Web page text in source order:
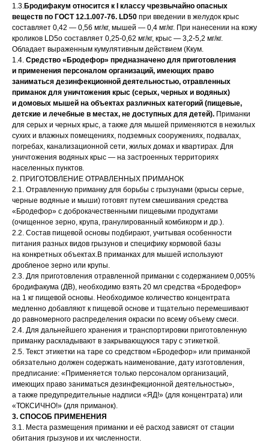
1.3.Бродифакум относится к I классу чрезвычайно опасных
веществ по ГОСТ 12.1.007-76. LD50 при введении в желудок крыс
составляет 0,42 — 0,56 мг/кг, мышей — 0,4 мг/кг. При нанесении на кожу
кроликов LD5o составляет 0,25-0,62 мг/кг, крыс — 3,2-5,2 мг/кг.
Обладает выраженным кумулятивным действием (Ккум.
1.4. Средство «Бродефор» предназначено для приготовления
и применения персоналом организаций, имеющих право
заниматься дезинфекционной деятельностью, отравленных
приманок для уничтожения крыс (серых, черных и водяных)
и домовых мышей на объектах различных категорий (пищевые,
детские и лечебные в местах, не доступных для детей). Приманки
для серых и черных крыс, а также для мышей применяются в нежилых
сухих и влажных помещениях, подземных сооружениях, подвалах,
погребах, канализационной сети, жилых домах и квартирах. Для
уничтожения водяных крыс — на застроенных территориях
населенных пунктов.
2. ПРИГОТОВЛЕНИЕ ОТРАВЛЕННЫХ ПРИМАНОК
2.1. Отравленную приманку для борьбы с грызунами (крысы серые,
черные водяные и мыши) готовят путем смешивания средства
«Бродефор» с доброкачественными пищевыми продуктами
(очищенное зерно, крупа, гранулированный комбикорм и др.).
2.2. Состав пищевой основы подбирают, учитывая особенности
питания разных видов грызунов и специфику кормовой базы
на конкретных объектах.В приманках для мышей используют
дробленое зерно или крупы.
2.3. Для приготовления отравленной приманки с содержанием 0,005%
бродифакума (ДВ), необходимо взять 20 мл средства «Бродефор»
на 1 кг пищевой основы. Необходимое количество концентрата
медленно добавляют к пищевой основе и тщательно перемешивают
до равномерного распределения окраски по всему объему смеси.
2.4. Для дальнейшего хранения и транспортировки приготовленную
приманку раскладывают в закрывающуюся тару с этикеткой.
2.5. Текст этикетки на таре со средством «Бродефор» или приманкой
обязательно должен содержать наименование, дату изготовления,
предписание: «Применяется только персоналом организаций,
имеющих право заниматься дезинфекционной деятельностью»,
а также предупредительные надписи «ЯД!» (для концентрата) или
«ТОКСИЧНО!» (для приманок).
3. СПОСОБ ПРИМЕНЕНИЯ
3.1. Места размещения приманки и её расход зависят от стации
обитания грызунов и их численности.